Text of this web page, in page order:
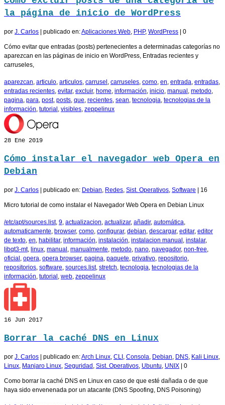
la página de inicio de WordPress
por J. Carlos publicado en:Aplicaciones Web, PHP, WordPress 0
Cómo evitar que entradas (posts) pertenecientes a determinadas categorías no
aparezcan en las páginas de inicio en WordPress, Entradas recientes y
carruseles,
aparezcan, articulo, articulos, carrusel , carruseles, como, en, entrada, entradas,
entradas recientes, evitar, excluir, home, información, inicio, manual , metodo,
pagina, para, post, posts, que, recientes, sean, tecnologia, tecnologias de la
información, tutorial , visibles, zeppelinux
28 Ene 2019
Cómo instalar el navegador web Opera en
Debian
por J. Carlos | publicado en: Debian Redes Sist. Operativos Software | 16
Micro tutorial de como instalar el Navegador Web Opera en Debian Linux
/etc/apt/sources.list, 9 actualizacion actualizar, añadir, automática
automaticamente browser, como configurar, debian descargar, editar, editor
de texto en habilitar, información instalación instalacion manual instalar,
libqt3-mt, linux manual manualmente metodo nano navegador, non-free
oficial opera opera browser, pagina paquete privativo repositorio
repositorios software sources.list, stretch tecnologia tecnologias de la
información tutorial web zeppelinux
16 Jun 2017
Borrar la caché DNS en Linux
por J. Carlos | publicado en:Arch Linux CLI Consola Debian DNS Kali Linux
Linux Manjaro Linux Seguridad Sist. Operativos Ubuntu UNIX | 0
Como borrar la caché DNS en Linux en caso de que esté dañada o de que
haya sido envenenada por un atacante (DNS Spoofing, DNS Poisoning)